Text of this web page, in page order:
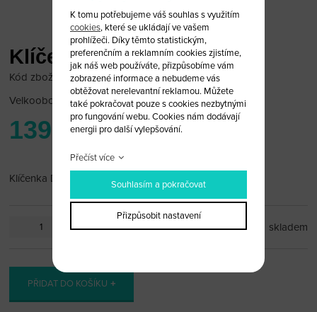
Klíčenka DAF
Kód zboží: DAF_pr3
Velkoobchodní cena:po přihlášení
139 Kč
Klíčenka DAF
ks skladem
PŘIDAT DO KOŠÍKU
K tomu potřebujeme váš souhlas s využitím
cookies, které se ukládají ve vašem
prohlížeči. Díky těmto statistickým,
preferenčním a reklamním cookies zjistíme,
jak náš web používáte, přizpůsobíme vám
zobrazené informace a nebudeme vás
obtěžovat nerelevantní reklamou. Můžete
také pokračovat pouze s cookies nezbytnými
pro fungování webu. Cookies nám dodávají
energii pro další vylepšování.
Přečíst více
Souhlasím a pokračovat
Přizpůsobit nastavení